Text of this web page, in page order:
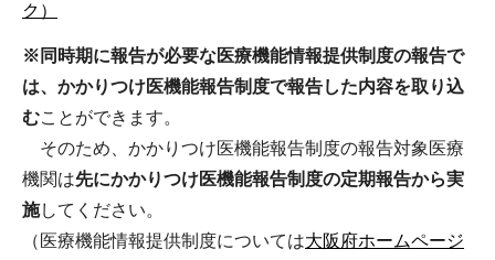
ク）
※同時期に報告が必要な医療機能情報提供制度の報告で
は、かかりつけ医機能報告制度で報告した内容を取り込
むことができます。
そのため、かかりつけ医機能報告制度の報告対象医療
機関は先にかかりつけ医機能報告制度の定期報告から実
施してください。
（医療機能情報提供制度については大阪府ホームページ